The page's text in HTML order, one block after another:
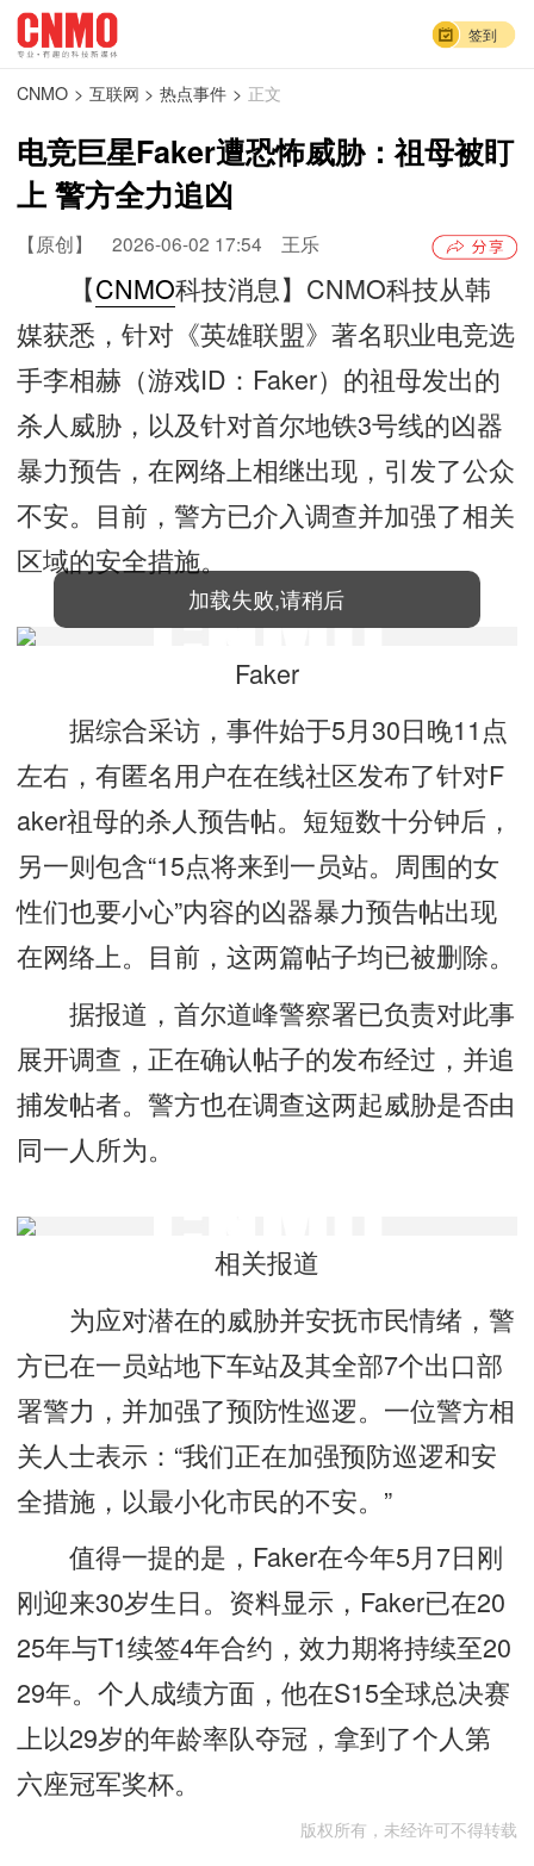
加载失败,请稍后
签到
CNMO > 互联网 > 热点事件 > 正文
电竞巨星Faker遭恐怖威胁：祖母被盯
上 警方全力追凶
【原创】 2026-06-02 17:54 王乐
【CNMO科技消息】CNMO科技从韩
媒获悉，针对《英雄联盟》著名职业电竞选
手李相赫（游戏ID：Faker）的祖母发出的
杀人威胁，以及针对首尔地铁3号线的凶器
暴力预告，在网络上相继出现，引发了公众
不安。目前，警方已介入调查并加强了相关
区域的安全措施。
Faker
据综合采访，事件始于5月30日晚11点
左右，有匿名用户在在线社区发布了针对F
aker祖母的杀人预告帖。短短数十分钟后，
另一则包含“15点将来到一员站。周围的女
性们也要小心”内容的凶器暴力预告帖出现
在网络上。目前，这两篇帖子均已被删除。
据报道，首尔道峰警察署已负责对此事
展开调查，正在确认帖子的发布经过，并追
捕发帖者。警方也在调查这两起威胁是否由
同一人所为。
相关报道
为应对潜在的威胁并安抚市民情绪，警
方已在一员站地下车站及其全部7个出口部
署警力，并加强了预防性巡逻。一位警方相
关人士表示：“我们正在加强预防巡逻和安
全措施，以最小化市民的不安。”
值得一提的是，Faker在今年5月7日刚
刚迎来30岁生日。资料显示，Faker已在20
25年与T1续签4年合约，效力期将持续至20
29年。个人成绩方面，他在S15全球总决赛
上以29岁的年龄率队夺冠，拿到了个人第
六座冠军奖杯。
版权所有，未经许可不得转载